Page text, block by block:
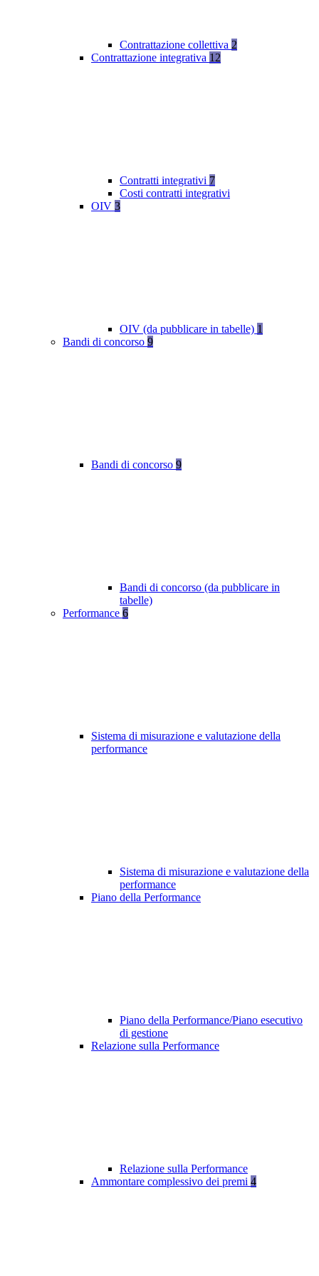
Contrattazione collettiva 2
Contrattazione integrativa 12
Contratti integrativi 7
Costi contratti integrativi
OIV 3
OIV (da pubblicare in tabelle) 1
Bandi di concorso 9
Bandi di concorso 9
Bandi di concorso (da pubblicare in
tabelle)
Performance 6
Sistema di misurazione e valutazione della
performance
Sistema di misurazione e valutazione della
performance
Piano della Performance
Piano della Performance/Piano esecutivo
di gestione
Relazione sulla Performance
Relazione sulla Performance
Ammontare complessivo dei premi 4